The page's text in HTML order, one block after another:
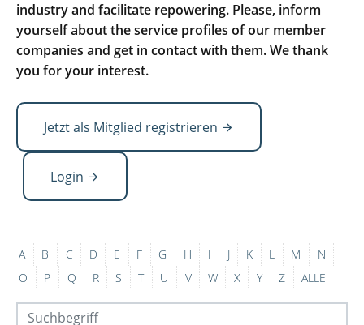
industry and facilitate repowering. Please, inform
yourself about the service profiles of our member
companies and get in contact with them. We thank
you for your interest.
Jetzt als Mitglied registrieren
Login
A B C D E F G H I J K L M
N
O
P Q R S T U V W X Y Z ALLE